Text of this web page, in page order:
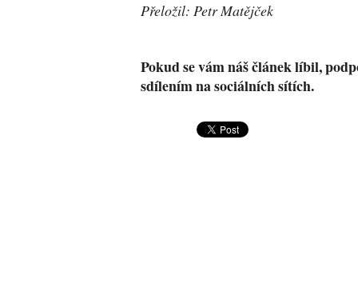
Přeložil: Petr Matějček
Pokud se vám náš článek líbil,
sdílením na sociálních sítích.